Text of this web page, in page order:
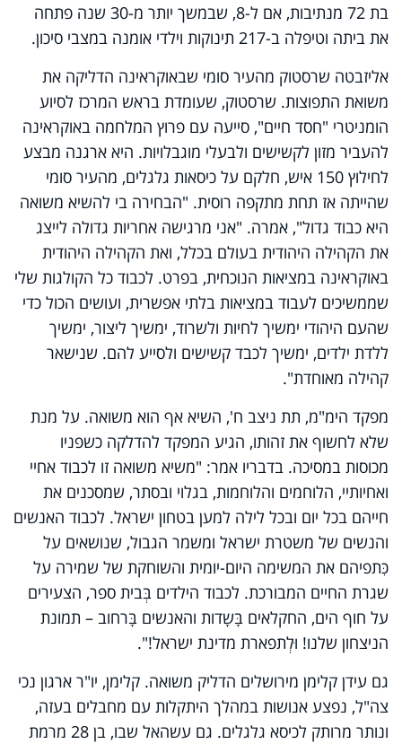
בת 72 מנתיבות, אם ל-8, שבמשך יותר מ-30 שנה פתחה
את ביתה וטיפלה ב-217 תינוקות וילדי אומנה במצבי סיכון.
אליזבטה שרסטוק מהעיר סומי שבאוקראינה הדליקה את
משואת התפוצות. שרסטוק, שעומדת בראש המרכז לסיוע
הומניטרי "חסד חיים", סייעה עם פרוץ המלחמה באוקראינה
להעביר מזון לקשישים ולבעלי מוגבלויות. היא ארגנה מבצע
לחילוץ 150 איש, חלקם על כיסאות גלגלים, מהעיר סומי
שהייתה אז תחת מתקפה רוסית. "הבחירה בי להשיא משואה
היא כבוד גדול", אמרה. "אני מרגישה אחריות גדולה לייצג
את הקהילה היהודית בעולם בכלל, ואת הקהילה היהודית
באוקראינה במציאות הנוכחית, בפרט. לכבוד כל הקולגות שלי
שממשיכים לעבוד במציאות בלתי אפשרית, ועושים הכול כדי
שהעם היהודי ימשיך לחיות ולשרוד, ימשיך ליצור, ימשיך
ללדת ילדים, ימשיך לכבד קשישים ולסייע להם. שנישאר
קהילה מאוחדת".
מפקד הימ"מ, תת ניצב ח', השיא אף הוא משואה. על מנת
שלא לחשוף את זהותו, הגיע המפקד להדלקה כשפניו
מכוסות במסיכה. בדבריו אמר: "משיא משואה זו לכבוד אחיי
ואחיותיי, הלוחמים והלוחמות, בגלוי ובסתר, שמסכנים את
חייהם בכל יום ובכל לילה למען בטחון ישראל. לכבוד האנשים
והנשים של משטרת ישראל ומשמר הגבול, שנושאים על
כִּתפיהם את המשימה היום-יומית והשוחקת של שמירה על
שגרת החיים המבורכת. לכבוד הילדים בְּבית ספר, הצעירים
על חוף הים, החקלאים בָּשָדות והאנשים בָּרחוב – תמונת
הניצחון שלנו! וּלְתפארת מדינת ישראל!".
גם עידן קלימן מירושלים הדליק משואה. קלימן, יו"ר ארגון נכי
צה"ל, נפצע אנושות במהלך היתקלות עם מחבלים בעזה,
ונותר מרותק לכיסא גלגלים. גם עשהאל שבו, בן 28 מרמת